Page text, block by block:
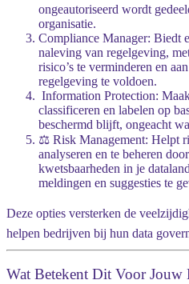
ongeautoriseerd wordt
organisatie.
Compliance Manager: Biedt
naleving van regelgeving,
risico’s te verminderen en
regelgeving te voldoen.
️ Information Protection:
classificeren en labelen op
beschermd blijft, ongeacht
⚖️ Risk Management: Helpt
analyseren en te beheren
kwetsbaarheden in je
meldingen en suggesties te
Deze opties versterken de
helpen bedrijven bij hun data
Wat Betekent Dit Voor Jouw